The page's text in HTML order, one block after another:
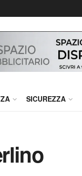
SICUREZZA